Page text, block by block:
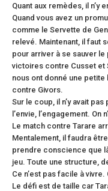
Quant aux remèdes, il n’y
Quand vous avez un promu
comme le Servette de
relevé. Maintenant, il faut
pour arriver à se sauver
victoires contre Cusset et
nous ont donné une
contre Givors.
Sur le coup, il n’y avait
l’envie, l’engagement. On
Le match contre Tarare
Mentalement, il faudra être
prendre conscience que
jeu. Toute une structure,
Ce n’est pas facile à
Le défi est de taille car